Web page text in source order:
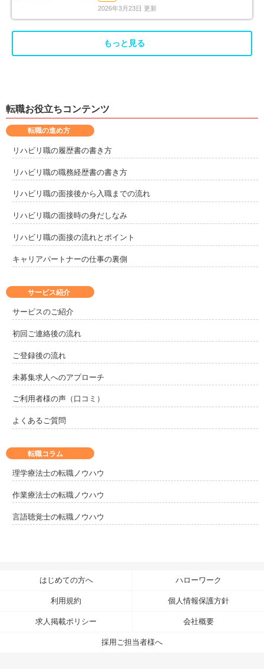
2026年3月23日 更新
もっと見る
転職お役立ちコンテンツ
サービス紹介
サービスのご紹介
初回ご連絡後の流れ
ご登録後の流れ
未募集求人へのアプローチ
ご利用者様の声（口コミ）
よくあるご質問
転職の進め方
リハビリ職の履歴書の書き方
リハビリ職の職務経歴書の書き方
リハビリ職の面接後から入職までの流れ
リハビリ職の面接時の身だしなみ
リハビリ職の面接の流れとポイント
キャリアパートナーの仕事の裏側
転職コラム
理学療法士の転職ノウハウ
作業療法士の転職ノウハウ
言語聴覚士の転職ノウハウ
はじめての方へ ハローワーク
利用規約 個人情報保護方針
求人掲載ポリシー 会社概要
採用ご担当者様へ